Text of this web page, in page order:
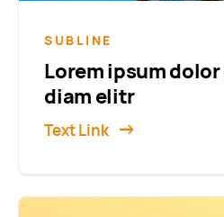
SUBLINE
Lorem ipsum
diam elitr
Text Link